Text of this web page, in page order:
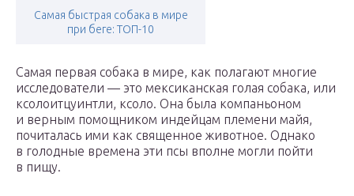
Самая быстрая собака в мире
при беге: ТОП-10
Самая первая собака в мире, как полагают многие
исследователи — это мексиканская голая собака, или
ксолоитцуинтли, ксоло. Она была компаньоном
и верным помощником индейцам племени майя,
почиталась ими как священное животное. Однако
в голодные времена эти псы вполне могли пойти
в пищу.